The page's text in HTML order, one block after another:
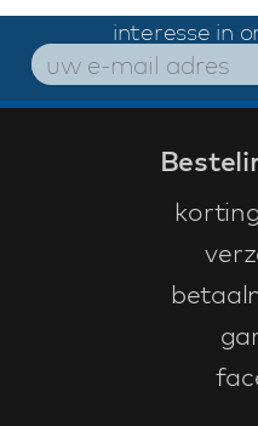
interesse in